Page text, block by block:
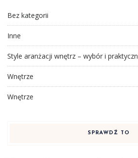
Bez kategorii
Inne
Style aranżacji wnętrz – wybór i
Wnętrze
Wnętrze
SPRAWDŹ TO